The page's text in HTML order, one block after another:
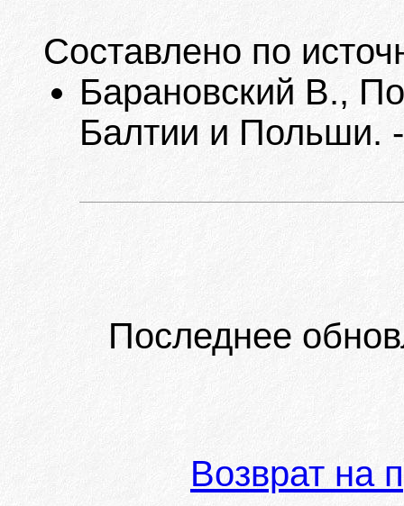
Составлено по
Барановский В.,
Балтии и Польши.
Последнее
Возврат на